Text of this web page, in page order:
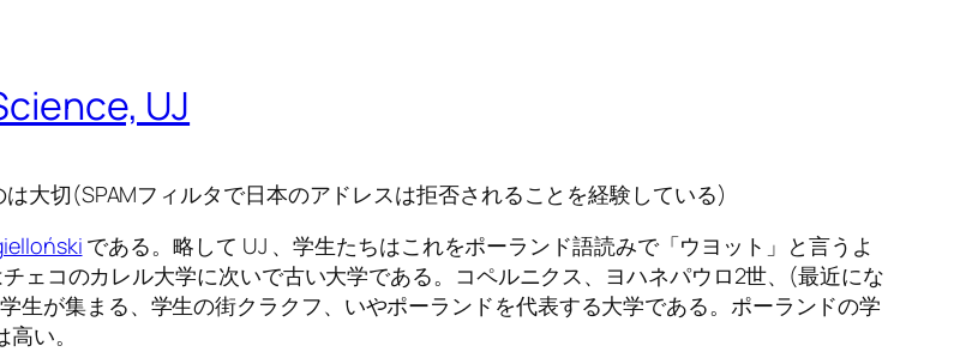
UJ
大切(SPAMフィルタで日本のアドレスは拒否されることを経験している)
である。略して UJ 、学生たちはこれをポーランド語読みで「ウヨット」と言うよ
ェコのカレル大学に次いで古い大学である。コペルニクス、ヨハネパウロ2世、(最近にな
生が集まる、学生の街クラクフ、いやポーランドを代表する大学である。ポーランドの学
い。